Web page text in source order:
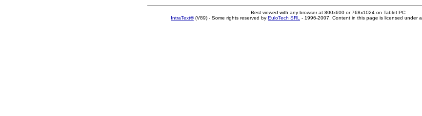
Best viewed with any browser at 800x600 or 768x1024 on Tablet PC
IntraText®(V89) - Some rights reserved by EuloTech SRL - 1996-2007. Content in this page is licensed under a